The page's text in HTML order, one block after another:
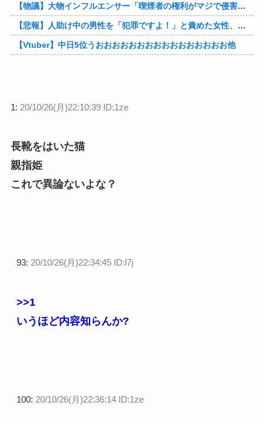
【物議】大物インフルエンサー「喫煙者の権利がマジで侵害されてる。いくら税金払ってるんだ」他
【悲報】人助け中の男性を「犯罪ですよ！」と責めた女性、警察が来た瞬間逃げる他
【Vtuber】中日5位うおおおおおおおおおおおおおおおお他
1: 20/10/26(月)22:10:39 ID:1ze
長靴をはいた猫
親指姫
これで異論ないよな？
93: 20/10/26(月)22:34:45 ID:l7j
>>1
いうほど内容知らんか?
100: 20/10/26(月)22:36:14 ID:1ze